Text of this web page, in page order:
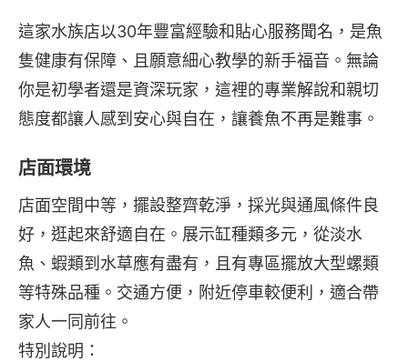
這家水族店以30年豐富經驗和貼心服務聞名，是魚
隻健康有保障、且願意細心教學的新手福音。無論
你是初學者還是資深玩家，這裡的專業解說和親切
態度都讓人感到安心與自在，讓養魚不再是難事。
店面環境
店面空間中等，擺設整齊乾淨，採光與通風條件良
好，逛起來舒適自在。展示缸種類多元，從淡水
魚、蝦類到水草應有盡有，且有專區擺放大型螺類
等特殊品種。交通方便，附近停車較便利，適合帶
家人一同前往。
特別說明：